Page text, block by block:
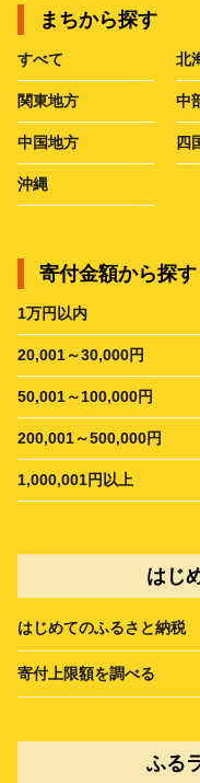
まちから探す
すべて 北
関東地方 中
中国地方 四
沖縄
寄付金額から探す
1万円以内
20,001～30,000円
50,001～100,000円
200,001～500,000円
1,000,001円以上
はじ
はじめてのふるさと納税
寄付上限額を調べる
ふる